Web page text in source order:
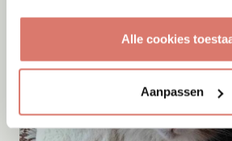
Alle cookies
Aanpassen